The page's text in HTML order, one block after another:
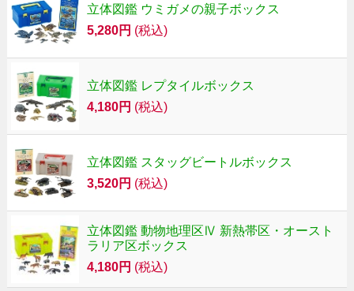
立体図鑑 ウミガメの親子ボックス
5,280円 (税込)
立体図鑑 レプタイルボックス
4,180円 (税込)
立体図鑑 スタッグビートルボックス
3,520円 (税込)
立体図鑑 動物地理区Ⅳ 新熱帯区・オースト
ラリア区ボックス
4,180円 (税込)